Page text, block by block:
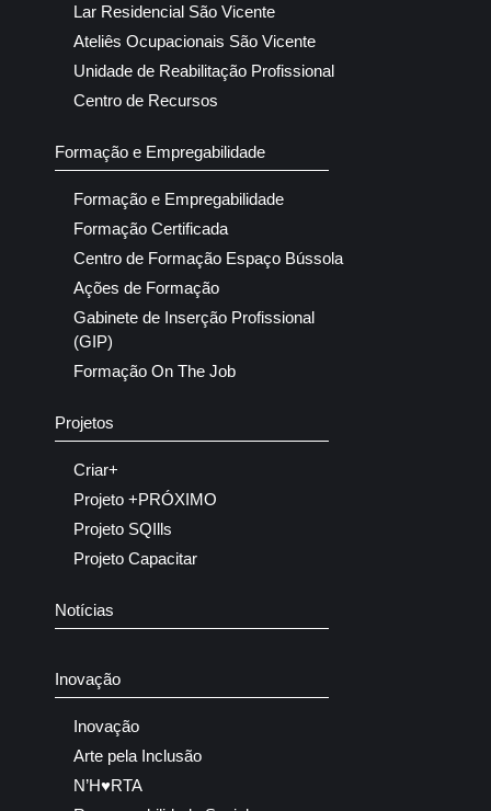
Lar Residencial São Vicente
Ateliês Ocupacionais São Vicente
Unidade de Reabilitação Profissional
Centro de Recursos
Formação e Empregabilidade
Formação e Empregabilidade
Formação Certificada
Centro de Formação Espaço Bússola
Ações de Formação
Gabinete de Inserção Profissional
(GIP)
Formação On The Job
Projetos
Criar+
Projeto +PRÓXIMO
Projeto SQIlls
Projeto Capacitar
Notícias
Inovação
Inovação
Arte pela Inclusão
N’H♥RTA